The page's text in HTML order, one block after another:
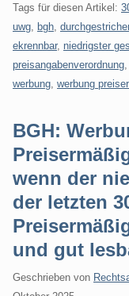
Tags für diesen Artikel:
uwg
bgh
ekrennbar, niedrigster
preisangabenverordnung
werbung werbung
BGH:
wenn der
der letzten
und gut
Geschrieben von